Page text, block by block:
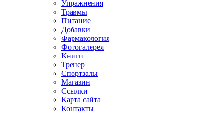
Упражнения
Травмы
Питание
Добавки
Фармакология
Фотогалерея
Книги
Тренер
Спортзалы
Магазин
Ссылки
Карта сайта
Контакты